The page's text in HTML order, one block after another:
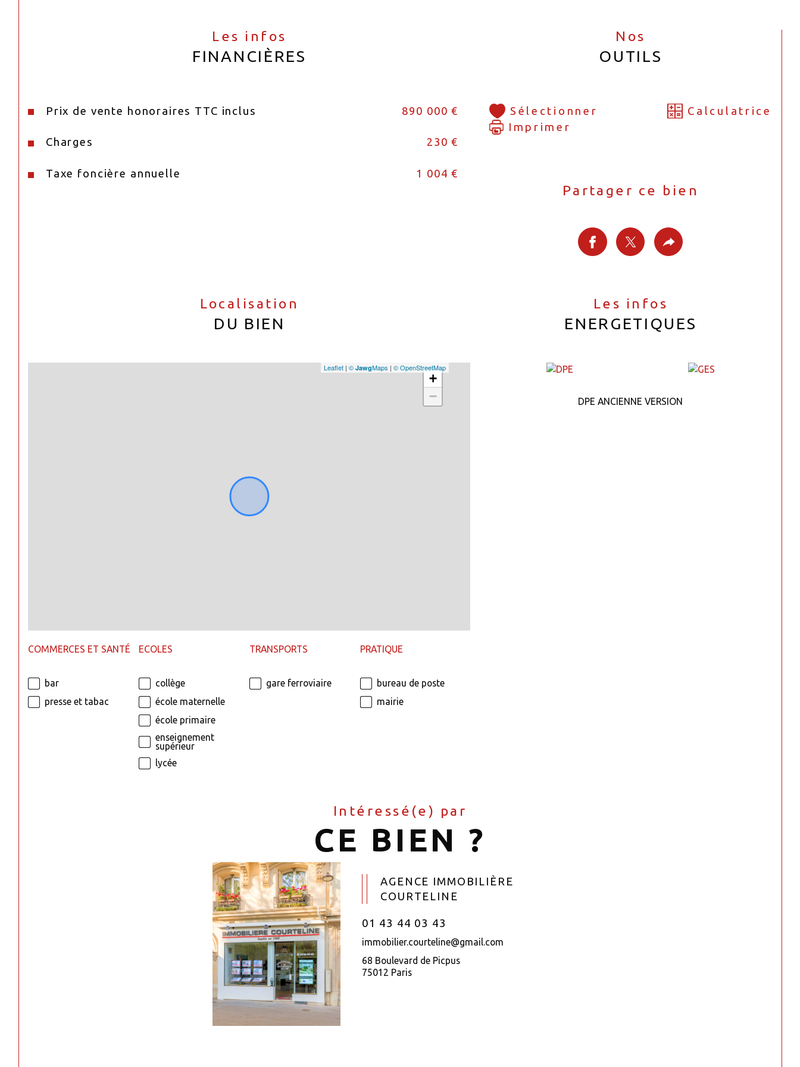
Les infos
FINANCIÈRES
Prix de vente honoraires TTC inclus 890 000 €
Charges 230 €
Taxe foncière annuelle 1 004 €
Nos
OUTILS
Sélectionner
Calculatrice
Imprimer
Partager ce bien
Localisation
DU BIEN
+
−
Leaflet |©JawgMaps |© OpenStreetMap
COMMERCES ET SANTÉ
bar
presse et tabac
ECOLES
collège
école maternelle
école primaire
enseignement
supérieur
lycée
TRANSPORTS
gare ferroviaire
PRATIQUE
bureau de poste
mairie
Les infos
ENERGETIQUES
DPE ANCIENNE VERSION
Intéressé(e) par
CE BIEN ?
AGENCE IMMOBILIÈRE
COURTELINE
01 43 44 03 43
immobilier.courteline@gmail.com
68 Boulevard de Picpus
75012 Paris